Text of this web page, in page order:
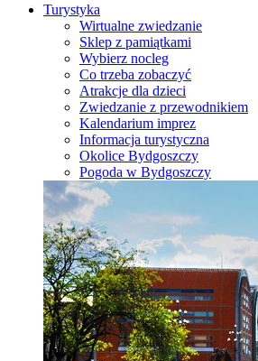
Turystyka
Wirtualne zwiedzanie
Sklep z pamiątkami
Wybierz nocleg
Co trzeba zobaczyć
Atrakcje dla dzieci
Zwiedzanie z przewodnikiem
Kalendarium imprez
Informacja turystyczna
Okolice Bydgoszczy
Pogoda w Bydgoszczy